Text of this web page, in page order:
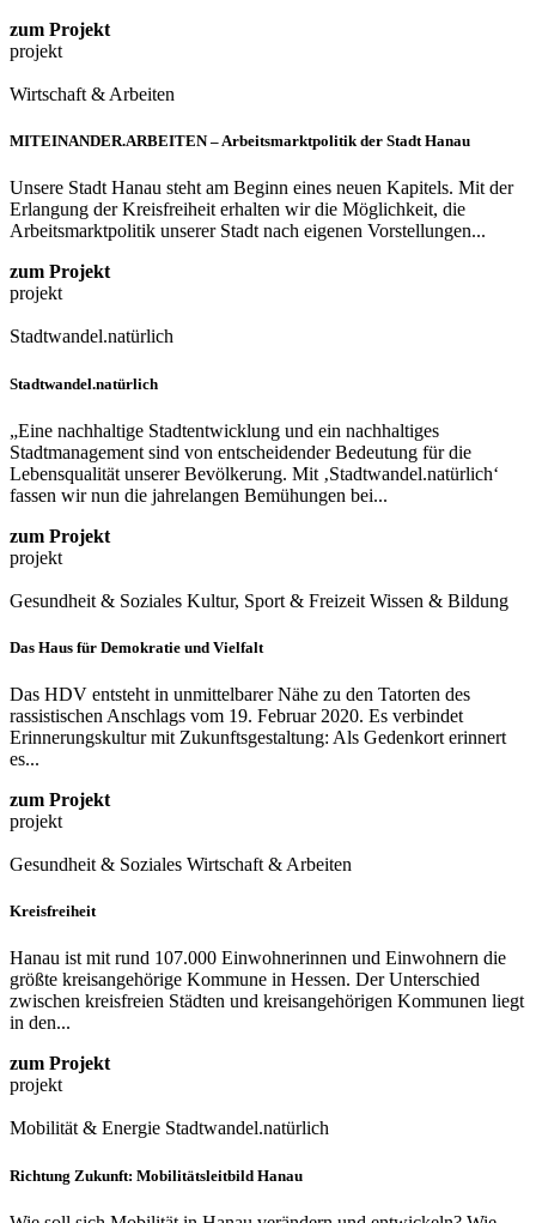
zum Projekt
projekt
Wirtschaft & Arbeiten
MITEINANDER.ARBEITEN – Arbeitsmarktpolitik der Stadt Hanau
Unsere Stadt Hanau steht am Beginn eines neuen Kapitels. Mit der
Erlangung der Kreisfreiheit erhalten wir die Möglichkeit, die
Arbeitsmarktpolitik unserer Stadt nach eigenen Vorstellungen...
zum Projekt
projekt
Stadtwandel.natürlich
Stadtwandel.natürlich
„Eine nachhaltige Stadtentwicklung und ein nachhaltiges
Stadtmanagement sind von entscheidender Bedeutung für die
Lebensqualität unserer Bevölkerung. Mit ‚Stadtwandel.natürlich‘
fassen wir nun die jahrelangen Bemühungen bei...
zum Projekt
projekt
Gesundheit & Soziales Kultur, Sport & Freizeit Wissen & Bildung
Das Haus für Demokratie und Vielfalt
Das HDV entsteht in unmittelbarer Nähe zu den Tatorten des
rassistischen Anschlags vom 19. Februar 2020. Es verbindet
Erinnerungskultur mit Zukunftsgestaltung: Als Gedenkort erinnert
es...
zum Projekt
projekt
Gesundheit & Soziales Wirtschaft & Arbeiten
Kreisfreiheit
Hanau ist mit rund 107.000 Einwohnerinnen und Einwohnern die
größte kreisangehörige Kommune in Hessen. Der Unterschied
zwischen kreisfreien Städten und kreisangehörigen Kommunen liegt
in den...
zum Projekt
projekt
Mobilität & Energie Stadtwandel.natürlich
Richtung Zukunft: Mobilitätsleitbild Hanau